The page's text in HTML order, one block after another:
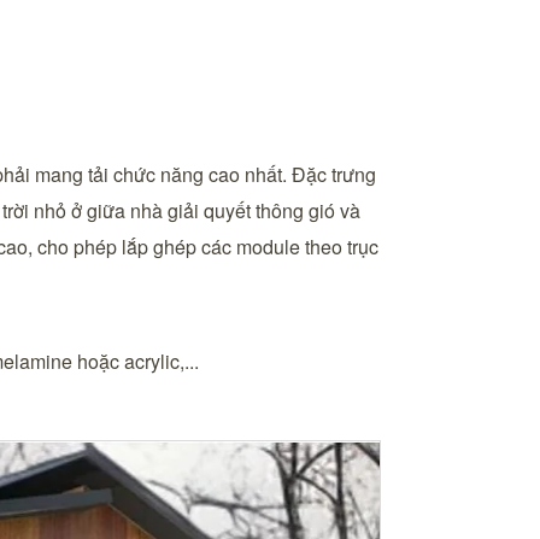
mang tải chức năng cao nhất. Đặc trưng
nhỏ ở giữa nhà giải quyết thông gió và
cho phép lắp ghép các module theo trục
hoặc acrylic,...